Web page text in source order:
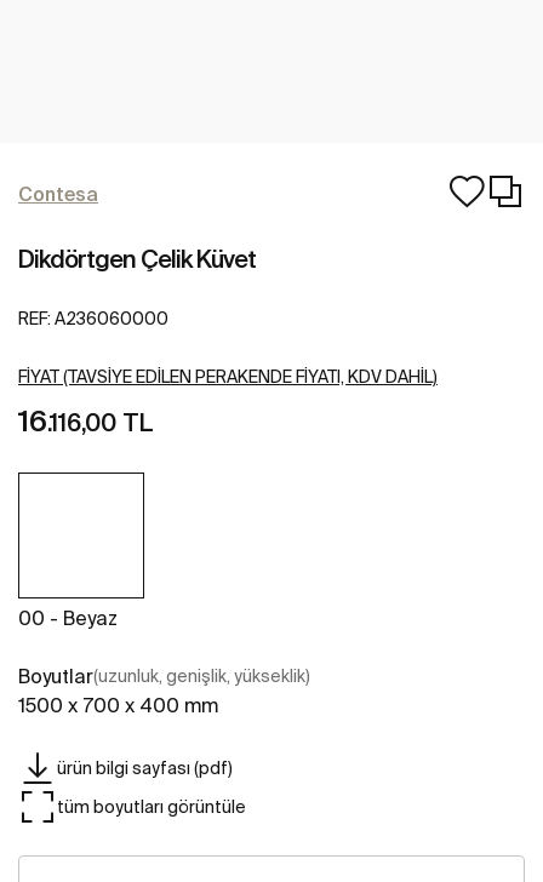
Contesa
Dikdörtgen Çelik Küvet
REF: A236060000
FIYAT (TAVSIYE EDILEN PERAKENDE FIYATI, KDV DAHIL)
16.116,00 TL
00 - Beyaz
Boyutlar(uzunluk, genişlik, yükseklik)
1500 x 700 x 400 mm
ürün bilgi sayfası (pdf)
tüm boyutları görüntüle